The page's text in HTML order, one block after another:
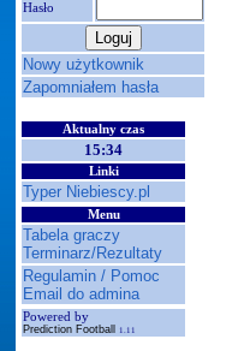
Hasło
Nowy użytkownik
Zapomniałem hasła
Aktualny czas
15:34
Linki
Typer Niebiescy.pl
Menu
Tabela graczy
Terminarz/Rezultaty
Regulamin / Pomoc
Email do admina
Powered by
Prediction Football 1.11